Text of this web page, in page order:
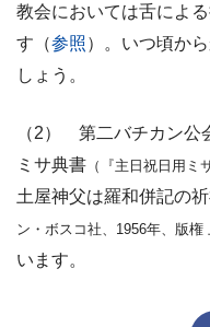
教会においては舌によ
す（参照）。いつ頃か
しょう。
（2） 第二バチカン公
ミサ典書 （『主日祝日用ミ
土屋神父は羅和併記の
ン・ボスコ社、1956年、版権
います。